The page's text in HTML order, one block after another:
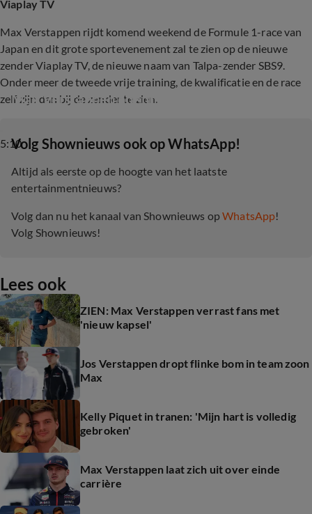
Viaplay TV
Max Verstappen rijdt komend weekend de Formule 1-race van
Japan en dit grote sportevenement zal te zien op de nieuwe
zender Viaplay TV, de nieuwe naam van Talpa-zender SBS9.
Onder meer de tweede vrije training, de kwalificatie en de race
zelf zijn dan bij de zender te zien.
5:10
Max Verstappen openhartig in Time Magazine
‎Volg Shownieuws ook op WhatsApp!
Altijd als eerste op de hoogte van het laatste
entertainmentnieuws?
Volg dan nu het kanaal van Shownieuws opWhatsApp!
Volg Shownieuws!
Lees ook
ZIEN: Max Verstappen verrast fans met
'nieuw kapsel'
Jos Verstappen dropt flinke bom in team zoon
Max
Kelly Piquet in tranen: 'Mijn hart is volledig
gebroken'
Max Verstappen laat zich uit over einde
carrière